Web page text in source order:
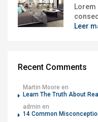
Leer
Recent Comments
Martin Moore en
Learn The Truth About
admin en
14 Common